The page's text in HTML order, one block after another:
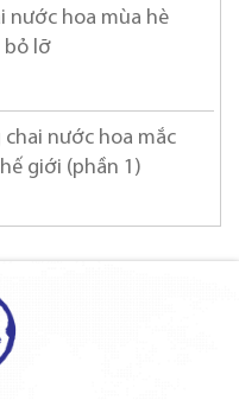
nước hoa mùa hè
bỏ lỡ
chai nước hoa mắc
giới (phần 1)